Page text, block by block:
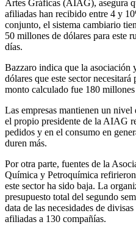
Artes Gráficas (AIAG), asegura
afiliadas han recibido entre 4 y
conjunto, el sistema cambiario
50 millones de dólares para este
días.
Bazzaro indica que la asociación
dólares que este sector
monto calculado fue 180 millones
Las empresas mantienen un
el propio presidente de la AIAG
pedidos y en el consumo en
duren más.
Por otra parte, fuentes de la
Química y Petroquímica
este sector ha sido baja. La
presupuesto total del segundo
data de las necesidades de
afiliadas a 130 compañías.